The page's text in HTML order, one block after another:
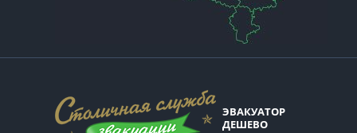
ЭВАКУАТОР
ДЕШЕВО